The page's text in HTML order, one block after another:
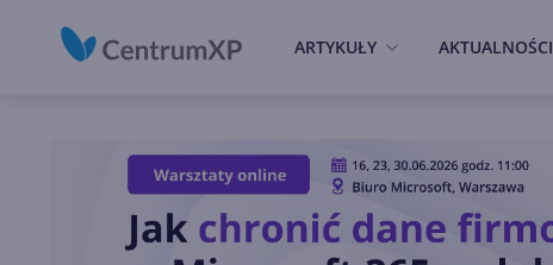
ARTYKUŁY AKTUALNOŚCI